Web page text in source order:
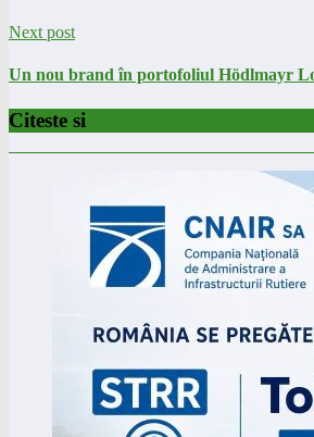
Next post
Un nou brand în portofoliul Hödlmayr
Citeste si